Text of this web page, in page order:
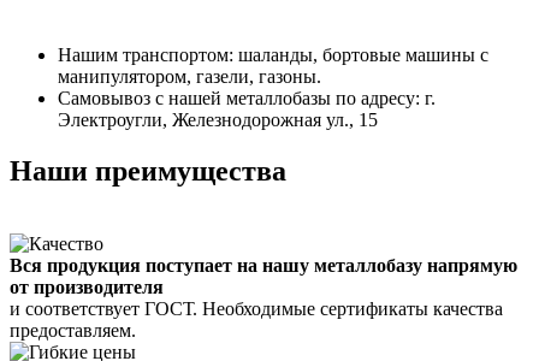
Нашим транспортом: шаланды, бортовые машины с
манипулятором, газели, газоны.
Самовывоз с нашей металлобазы по адресу: г.
Электроугли, Железнодорожная ул., 15
Наши преимущества
Вся продукция поступает на нашу металлобазу напрямую
от производителя
и соответствует ГОСТ. Необходимые сертификаты качества
предоставляем.